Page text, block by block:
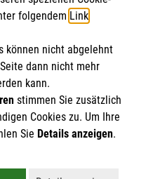
|Datenschutz
Sharepoint|Mediathek
folgendem Link.
können nicht abgelehnt
dann nicht mehr
kann.
stimmen Sie zusätzlich
Cookies zu. Um Ihre
Sie Details anzeigen.